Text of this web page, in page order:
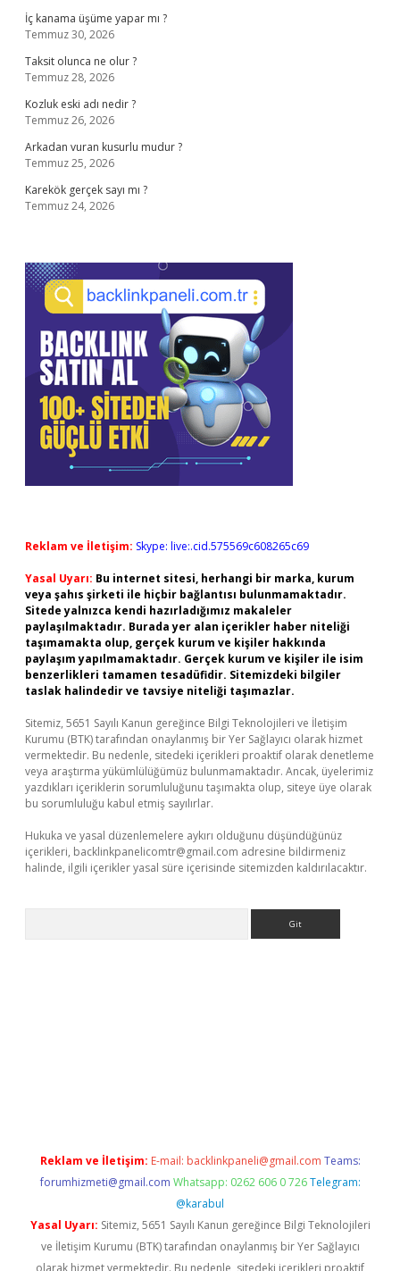
İç kanama üşüme yapar mı ?
Temmuz 30, 2026
Taksit olunca ne olur ?
Temmuz 28, 2026
Kozluk eski adı nedir ?
Temmuz 26, 2026
Arkadan vuran kusurlu mudur ?
Temmuz 25, 2026
Karekök gerçek sayı mı ?
Temmuz 24, 2026
Reklam ve İletişim: Skype: live:.cid.575569c608265c69
Yasal Uyarı: Bu internet sitesi, herhangi bir marka, kurum
veya şahıs şirketi ile hiçbir bağlantısı bulunmamaktadır.
Sitede yalnızca kendi hazırladığımız makaleler
paylaşılmaktadır. Burada yer alan içerikler haber niteliği
taşımamakta olup, gerçek kurum ve kişiler hakkında
paylaşım yapılmamaktadır. Gerçek kurum ve kişiler ile isim
benzerlikleri tamamen tesadüfidir. Sitemizdeki bilgiler
taslak halindedir ve tavsiye niteliği taşımazlar.
Sitemiz, 5651 Sayılı Kanun gereğince Bilgi Teknolojileri ve İletişim
Kurumu (BTK) tarafından onaylanmış bir Yer Sağlayıcı olarak hizmet
vermektedir. Bu nedenle, sitedeki içerikleri proaktif olarak denetleme
veya araştırma yükümlülüğümüz bulunmamaktadır. Ancak, üyelerimiz
yazdıkları içeriklerin sorumluluğunu taşımakta olup, siteye üye olarak
bu sorumluluğu kabul etmiş sayılırlar.
Hukuka ve yasal düzenlemelere aykırı olduğunu düşündüğünüz
içerikleri, backlinkpanelicomtr@gmail.com adresine bildirmeniz
halinde, ilgili içerikler yasal süre içerisinde sitemizden kaldırılacaktır.
Reklam ve İletişim: E-mail: backlinkpaneli@gmail.com Teams:
forumhizmeti@gmail.com Whatsapp: 0262 606 0 726 Telegram:
@karabul
Yasal Uyarı: Sitemiz, 5651 Sayılı Kanun gereğince Bilgi Teknolojileri
ve İletişim Kurumu (BTK) tarafından onaylanmış bir Yer Sağlayıcı
olarak hizmet vermektedir. Bu nedenle, sitedeki içerikleri proaktif